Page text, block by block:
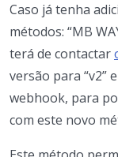
Caso já tenha
métodos: “MB
terá de contactar
versão para “v2”
webhook, para
com este novo